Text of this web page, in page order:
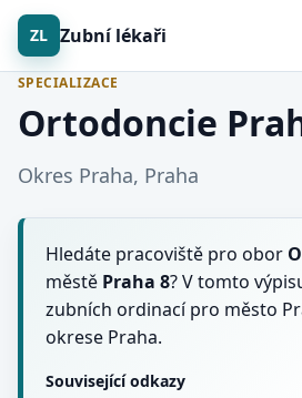
ZL Zubní lékaři
SPECIALIZACE
Ortodoncie
Okres Praha, Praha
Hledáte pracoviště pro obor
městě Praha 8? V tomto
zubních ordinací pro město
okrese Praha.
Související odkazy